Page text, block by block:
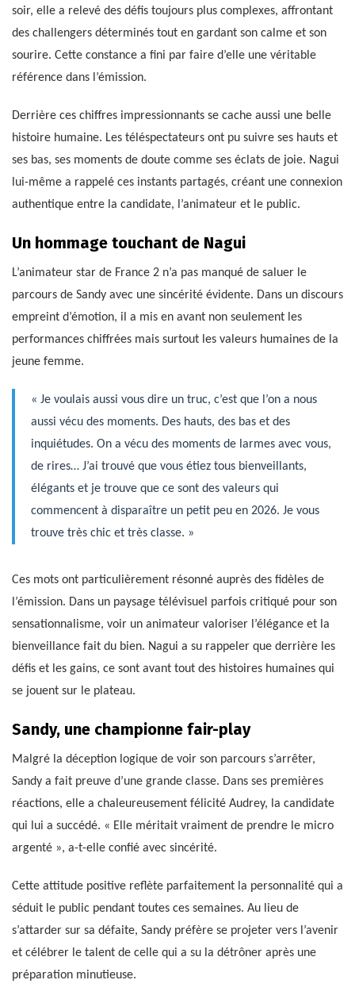
soir, elle a relevé des défis toujours plus complexes, affrontant
des challengers déterminés tout en gardant son calme et son
sourire. Cette constance a fini par faire d’elle une véritable
référence dans l’émission.
Derrière ces chiffres impressionnants se cache aussi une belle
histoire humaine. Les téléspectateurs ont pu suivre ses hauts et
ses bas, ses moments de doute comme ses éclats de joie. Nagui
lui-même a rappelé ces instants partagés, créant une connexion
authentique entre la candidate, l’animateur et le public.
Un hommage touchant de Nagui
L’animateur star de France 2 n’a pas manqué de saluer le
parcours de Sandy avec une sincérité évidente. Dans un discours
empreint d’émotion, il a mis en avant non seulement les
performances chiffrées mais surtout les valeurs humaines de la
jeune femme.
« Je voulais aussi vous dire un truc, c’est que l’on a nous
aussi vécu des moments. Des hauts, des bas et des
inquiétudes. On a vécu des moments de larmes avec vous,
de rires… J’ai trouvé que vous étiez tous bienveillants,
élégants et je trouve que ce sont des valeurs qui
commencent à disparaître un petit peu en 2026. Je vous
trouve très chic et très classe. »
Ces mots ont particulièrement résonné auprès des fidèles de
l’émission. Dans un paysage télévisuel parfois critiqué pour son
sensationnalisme, voir un animateur valoriser l’élégance et la
bienveillance fait du bien. Nagui a su rappeler que derrière les
défis et les gains, ce sont avant tout des histoires humaines qui
se jouent sur le plateau.
Sandy, une championne fair-play
Malgré la déception logique de voir son parcours s’arrêter,
Sandy a fait preuve d’une grande classe. Dans ses premières
réactions, elle a chaleureusement félicité Audrey, la candidate
qui lui a succédé. « Elle méritait vraiment de prendre le micro
argenté », a-t-elle confié avec sincérité.
Cette attitude positive reflète parfaitement la personnalité qui a
séduit le public pendant toutes ces semaines. Au lieu de
s’attarder sur sa défaite, Sandy préfère se projeter vers l’avenir
et célébrer le talent de celle qui a su la détrôner après une
préparation minutieuse.